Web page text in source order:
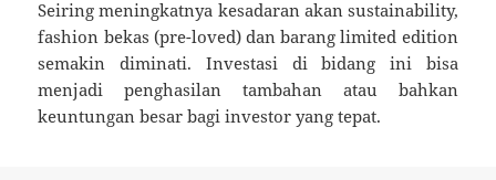
Seiring meningkatnya kesadaran akan sustainability,
fashion bekas (pre-loved) dan barang limited edition
semakin diminati. Investasi di bidang ini bisa
menjadi penghasilan tambahan atau bahkan
keuntungan besar bagi investor yang tepat.